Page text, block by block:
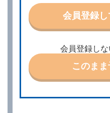
特に認める場合を除き
うものとします。
第３条（予約の変更）
ときは、あらかじめ当
いものとします。
第４条（予約の取消し等）
ができます。
会員登録
会員登録し
このま